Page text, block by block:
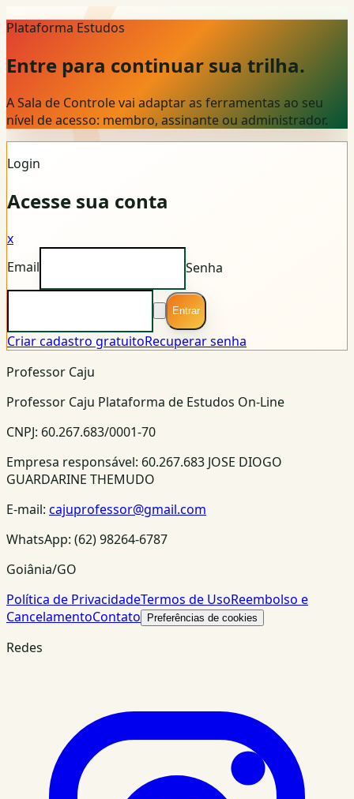
Plataforma Estudos
Entre para continuar sua trilha.
A Sala de Controle vai adaptar as ferramentas ao seu
nível de acesso: membro, assinante ou administrador.
Login
Acesse sua conta
x
Email
Senha
Entrar
Criar cadastro gratuitoRecuperar senha
Professor Caju
Professor Caju Plataforma de Estudos On-Line
CNPJ: 60.267.683/0001-70
Empresa responsável: 60.267.683 JOSE DIOGO
GUARDARINE THEMUDO
E-mail: cajuprofessor@gmail.com
WhatsApp: (62) 98264-6787
Goiânia/GO
Política de PrivacidadeTermos de UsoReembolso e
CancelamentoContato Preferências de cookies
Redes